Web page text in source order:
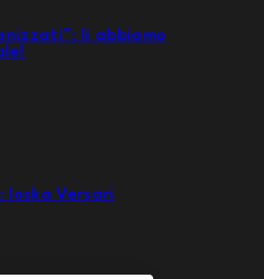
li abbiamo
Ioska Versari